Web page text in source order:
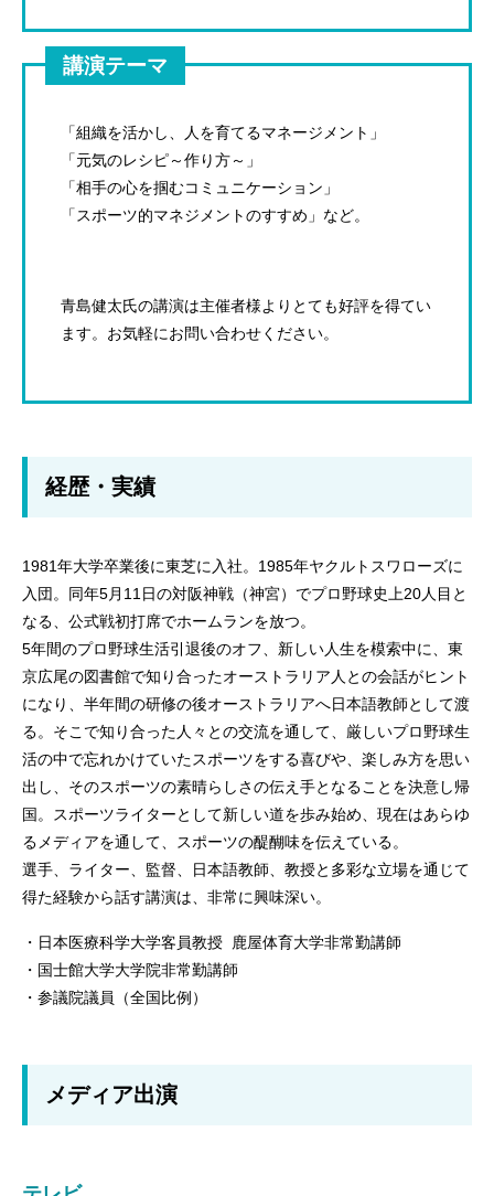
講演テーマ
「組織を活かし、人を育てるマネージメント」
「元気のレシピ～作り方～」
「相手の心を掴むコミュニケーション」
「スポーツ的マネジメントのすすめ」など。
青島健太氏の講演は主催者様よりとても好評を得てい
ます。お気軽にお問い合わせください。
経歴・実績
1981年大学卒業後に東芝に入社。1985年ヤクルトスワローズに
入団。同年5月11日の対阪神戦（神宮）でプロ野球史上20人目と
なる、公式戦初打席でホームランを放つ。
5年間のプロ野球生活引退後のオフ、新しい人生を模索中に、東
京広尾の図書館で知り合ったオーストラリア人との会話がヒント
になり、半年間の研修の後オーストラリアへ日本語教師として渡
る。そこで知り合った人々との交流を通して、厳しいプロ野球生
活の中で忘れかけていたスポーツをする喜びや、楽しみ方を思い
出し、そのスポーツの素晴らしさの伝え手となることを決意し帰
国。スポーツライターとして新しい道を歩み始め、現在はあらゆ
るメディアを通して、スポーツの醍醐味を伝えている。
選手、ライター、監督、日本語教師、教授と多彩な立場を通じて
得た経験から話す講演は、非常に興味深い。
・日本医療科学大学客員教授 鹿屋体育大学非常勤講師
・国士館大学大学院非常勤講師
・参議院議員（全国比例）
メディア出演